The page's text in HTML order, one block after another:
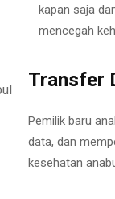
kapan saja
mencegah
Transfer
Pemilik baru
data, dan
kesehatan